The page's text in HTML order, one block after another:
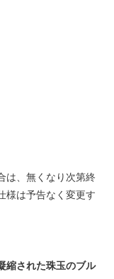
は、無くなり次第終
様は予告なく変更す
縮された珠玉のブル